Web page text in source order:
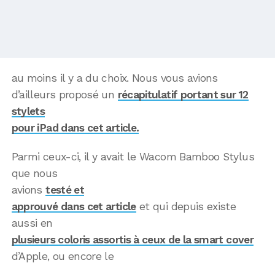
au moins il y a du choix. Nous vous avions
d’ailleurs proposé un récapitulatif portant sur 12
stylets
pour iPad dans cet article.
Parmi ceux-ci, il y avait le Wacom Bamboo Stylus
que nous
avionstesté et
approuvé dans cet articleet qui depuis existe
aussi en
plusieurs coloris assortis à ceux de la smart cover
d’Apple, ou encore le